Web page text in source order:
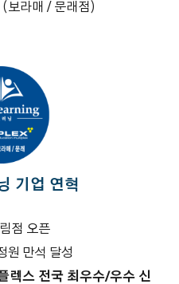
(보라매 / 문래점)
기업 연혁
점 오픈
원 만석 달성
렉스 전국 최우수/우수 신